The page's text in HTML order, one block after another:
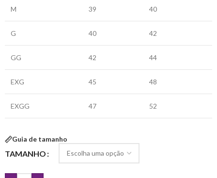
M 39 40
G 40 42
GG 42 44
EXG 45 48
EXGG 47 52
Guia de tamanho
TAMANHO